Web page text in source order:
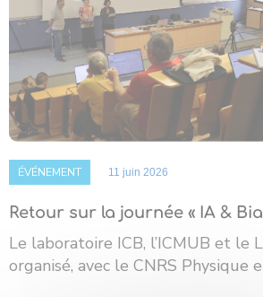
ÉVÉNEMENT 11 juin 2026
Retour sur la journée « IA &
Le laboratoire ICB, l’ICMUB et le
organisé, avec le CNRS Physique